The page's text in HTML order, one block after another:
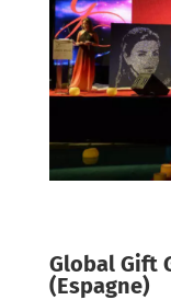
Global Gift
(Espagne)